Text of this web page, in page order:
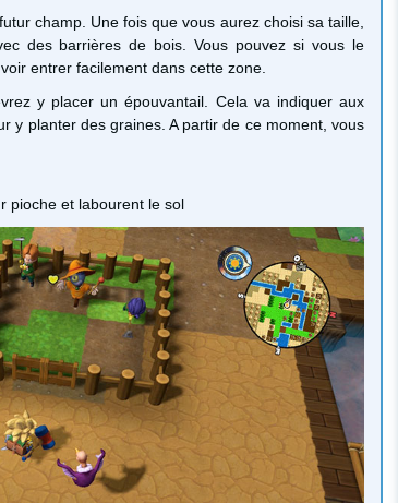
champ. Une fois que vous aurez choisi sa taille,
des barrières de bois. Vous pouvez si vous le
entrer facilement dans cette zone.
y placer un épouvantail. Cela va indiquer aux
y planter des graines. A partir de ce moment, vous
pioche et labourent le sol